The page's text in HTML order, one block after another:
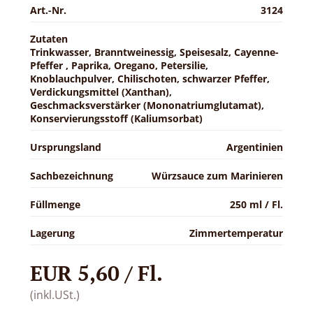
Art.-Nr. 3124
Zutaten
Trinkwasser, Branntweinessig, Speisesalz, Cayenne-
Pfeffer , Paprika, Oregano, Petersilie,
Knoblauchpulver, Chilischoten, schwarzer Pfeffer,
Verdickungsmittel (Xanthan),
Geschmacksverstärker (Mononatriumglutamat),
Konservierungsstoff (Kaliumsorbat)
Ursprungsland Argentinien
Sachbezeichnung Würzsauce zum Marinieren
Füllmenge 250 ml / Fl.
Lagerung Zimmertemperatur
EUR 5,60 / Fl.
(inkl.USt.)